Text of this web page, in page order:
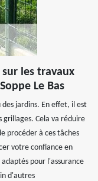
les travaux
Le Bas
jardins. En effet, il est
grillages. Cela va réduire
procéder à ces tâches
votre confiance en
pour l'assurance
d'autres